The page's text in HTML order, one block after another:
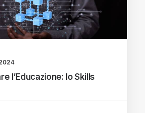
l’Educazione: lo Skills